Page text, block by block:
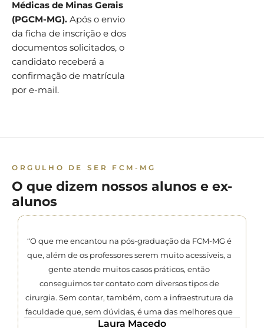
Médicas de Minas Gerais
(PGCM-MG). Após o envio
da ficha de inscrição e dos
documentos solicitados, o
candidato receberá a
confirmação de matrícula
por e-mail.
ORGULHO DE SER FCM-MG
O que dizem nossos alunos e ex-
alunos
“O que me encantou na pós-graduação da FCM-MG é
que, além de os professores serem muito acessíveis, a
gente atende muitos casos práticos, então
conseguimos ter contato com diversos tipos de
cirurgia. Sem contar, também, com a infraestrutura da
faculdade que, sem dúvidas, é uma das melhores que
eu já vi. Tudo isso me prepara muito para o mercado
Laura Macedo